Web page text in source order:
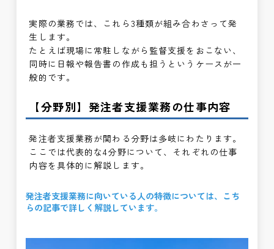
実際の業務では、これら3種類が組み合わさって発
生します。
たとえば現場に常駐しながら監督支援をおこない、
同時に日報や報告書の作成も担うというケースが一
般的です。
【分野別】発注者支援業務の仕事内容
発注者支援業務が関わる分野は多岐にわたります。
ここでは代表的な4分野について、それぞれの仕事
内容を具体的に解説します。
発注者支援業務に向いている人の特徴については、こち
らの記事で詳しく解説しています。